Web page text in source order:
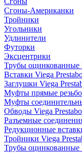
Сгоны-Американки
Тройники
Угольники
Удлинители
Футорки
Эксцентрики
Трубы оцинкованные
Вставки Viega
Заглушки Viega
Муфты прямые
Муфты
Обводы Viega Prestabo
Разъемные
Редукционные
Тройники Viega
Трубы оцинкованные